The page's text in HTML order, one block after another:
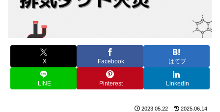
X Facebook はてブ
LINE Pinterest LinkedIn
2023.05.22 2025.06.14